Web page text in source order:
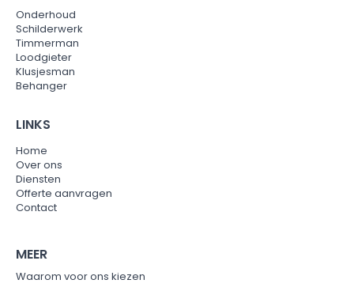
Onderhoud
Schilderwerk
Timmerman
Loodgieter
Klusjesman
Behanger
LINKS
Home
Over ons
Diensten
Offerte aanvragen
Contact
MEER
Waarom voor ons kiezen